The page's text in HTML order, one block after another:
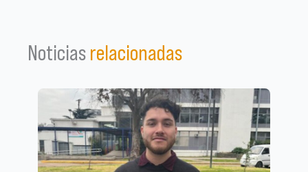
Noticias relacionadas